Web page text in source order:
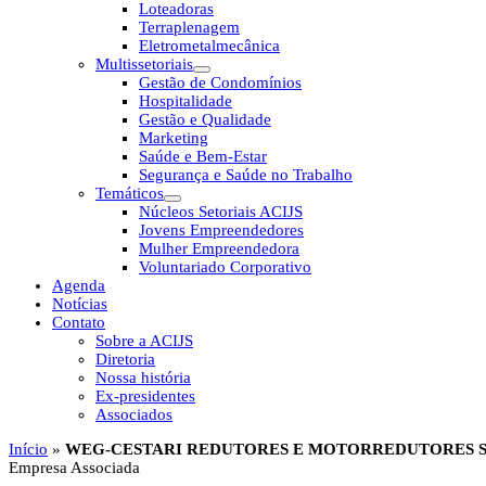
Loteadoras
Terraplenagem
Eletrometalmecânica
Multissetoriais
Gestão de Condomínios
Hospitalidade
Gestão e Qualidade
Marketing
Saúde e Bem-Estar
Segurança e Saúde no Trabalho
Temáticos
Núcleos Setoriais ACIJS
Jovens Empreendedores
Mulher Empreendedora
Voluntariado Corporativo
Agenda
Notícias
Contato
Sobre a ACIJS
Diretoria
Nossa história
Ex-presidentes
Associados
Início » WEG-CESTARI REDUTORES E MOTORREDUTORES
Empresa Associada